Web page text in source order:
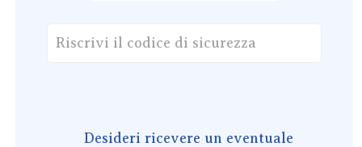
Desideri ricevere un eventuale